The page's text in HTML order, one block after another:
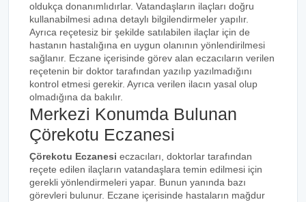
oldukça donanımlıdırlar. Vatandaşların ilaçları doğru
kullanabilmesi adına detaylı bilgilendirmeler yapılır.
Ayrıca reçetesiz bir şekilde satılabilen ilaçlar için de
hastanın hastalığına en uygun olanının yönlendirilmesi
sağlanır. Eczane içerisinde görev alan eczacıların verilen
reçetenin bir doktor tarafından yazılıp yazılmadığını
kontrol etmesi gerekir. Ayrıca verilen ilacın yasal olup
olmadığına da bakılır.
Merkezi Konumda Bulunan
Çörekotu Eczanesi
Çörekotu Eczanesi eczacıları, doktorlar tarafından
reçete edilen ilaçların vatandaşlara temin edilmesi için
gerekli yönlendirmeleri yapar. Bunun yanında bazı
görevleri bulunur. Eczane içerisinde hastaların mağdur